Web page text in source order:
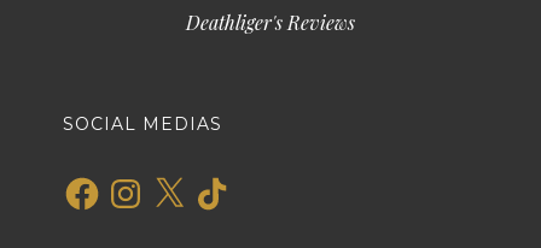
Deathliger's Reviews
SOCIAL MEDIAS
FacebookInstagram
X TikTok